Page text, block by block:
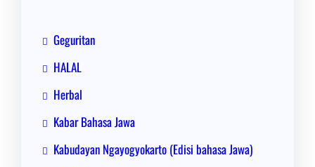
Geguritan
HALAL
Herbal
Kabar Bahasa Jawa
Kabudayan Ngayogyokarto (Edisi bahasa Jawa)